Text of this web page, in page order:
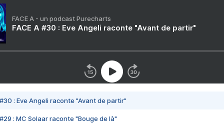
FACE A - un podcast Purecharts
FACE A #30 : Eve Angeli raconte "Avant de partir"
#30 : Eve Angeli raconte "Avant de partir"
#29 : MC Solaar raconte "Bouge de là"